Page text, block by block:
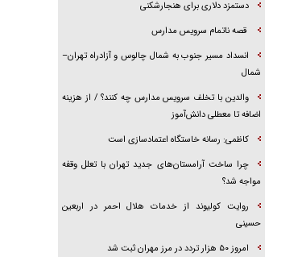
دستمزد دلاری برای هنجارشکنی
قصه ناتمام سرویس مدارس
انسداد مسیر جنوب به شمال چالوس و آزادراه تهران–
شمال
والدین با تخلف سرویس مدارس چه کنند؟ / از هزینه
اضافه تا معطلی دانش‌آموز
کاظمی: رسانه خاستگاه اعتمادسازی است
چرا ساخت آرامستان‌های جدید تهران با تعلل وقفه
مواجه شد؟
روایت کولیوند از خدمات هلال احمر در اربعین
حسینی
امروز ۵۰ هزار تردد در مرز مهران ثبت شد